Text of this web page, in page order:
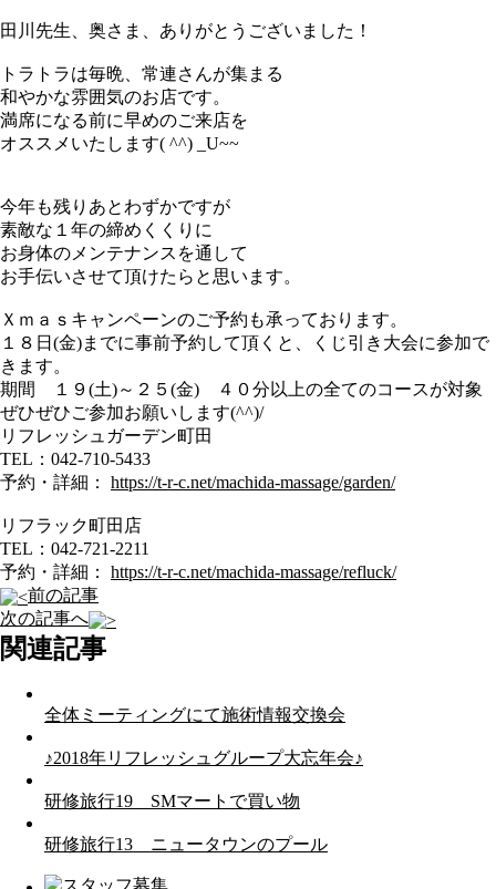
田川先生、奥さま、ありがとうございました！
トラトラは毎晩、常連さんが集まる
和やかな雰囲気のお店です。
満席になる前に早めのご来店を
オススメいたします( ^^) _U~~
今年も残りあとわずかですが
素敵な１年の締めくくりに
お身体のメンテナンスを通して
お手伝いさせて頂けたらと思います。
Ｘｍａｓキャンペーンのご予約も承っております。
１８日(金)までに事前予約して頂くと、くじ引き大会に参加で
きます。
期間 １９(土)～２５(金) ４０分以上の全てのコースが対象
ぜひぜひご参加お願いします(^^)/
リフレッシュガーデン町田
TEL：042-710-5433
予約・詳細： https://t-r-c.net/machida-massage/garden/
リフラック町田店
TEL：042-721-2211
予約・詳細： https://t-r-c.net/machida-massage/refluck/
前の記事
次の記事へ
関連記事
全体ミーティングにて施術情報交換会
♪2018年リフレッシュグループ大忘年会♪
研修旅行19 SMマートで買い物
研修旅行13 ニュータウンのプール